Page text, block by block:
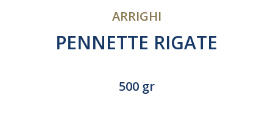
ARRIGHI
PENNETTE RIGATE
500 gr